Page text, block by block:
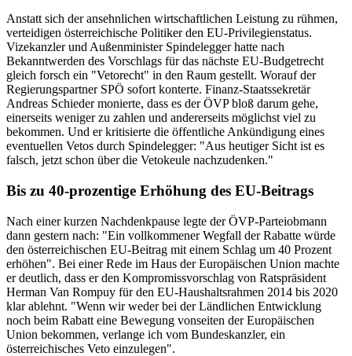
Anstatt sich der ansehnlichen wirtschaftlichen Leistung zu rühmen,
verteidigen österreichische Politiker den EU-Privilegienstatus.
Vizekanzler und Außenminister Spindelegger hatte nach
Bekanntwerden des Vorschlags für das nächste EU-Budgetrecht
gleich forsch ein "Vetorecht" in den Raum gestellt. Worauf der
Regierungspartner SPÖ sofort konterte. Finanz-Staatssekretär
Andreas Schieder monierte, dass es der ÖVP bloß darum gehe,
einerseits weniger zu zahlen und andererseits möglichst viel zu
bekommen. Und er kritisierte die öffentliche Ankündigung eines
eventuellen Vetos durch Spindelegger: "Aus heutiger Sicht ist es
falsch, jetzt schon über die Vetokeule nachzudenken."
Bis zu 40-prozentige Erhöhung des EU-Beitrags
Nach einer kurzen Nachdenkpause legte der ÖVP-Parteiobmann
dann gestern nach: "Ein vollkommener Wegfall der Rabatte würde
den österreichischen EU-Beitrag mit einem Schlag um 40 Prozent
erhöhen". Bei einer Rede im Haus der Europäischen Union machte
er deutlich, dass er den Kompromissvorschlag von Ratspräsident
Herman Van Rompuy für den EU-Haushaltsrahmen 2014 bis 2020
klar ablehnt. "Wenn wir weder bei der Ländlichen Entwicklung
noch beim Rabatt eine Bewegung vonseiten der Europäischen
Union bekommen, verlange ich vom Bundeskanzler, ein
österreichisches Veto einzulegen".